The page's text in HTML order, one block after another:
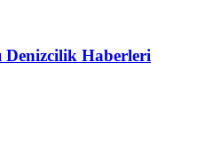
Denizcilik Haberleri